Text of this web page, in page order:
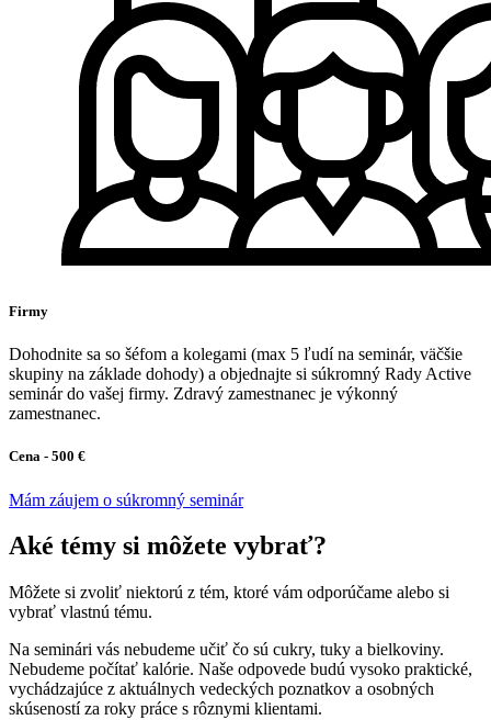
Firmy
Dohodnite sa so šéfom a kolegami (max 5 ľudí na seminár, väčšie
skupiny na základe dohody) a objednajte si súkromný Rady Active
seminár do vašej firmy. Zdravý zamestnanec je výkonný
zamestnanec.
Cena - 500 €
Mám záujem o súkromný seminár
Aké témy si môžete vybrať?
Môžete si zvoliť niektorú z tém, ktoré vám odporúčame alebo si
vybrať vlastnú tému.
Na seminári vás nebudeme učiť čo sú cukry, tuky a bielkoviny.
Nebudeme počítať kalórie. Naše odpovede budú vysoko praktické,
vychádzajúce z aktuálnych vedeckých poznatkov a osobných
skúseností za roky práce s rôznymi klientami.